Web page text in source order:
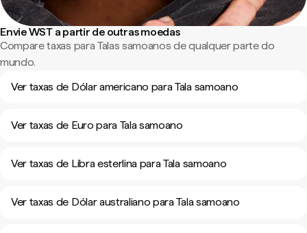
Envie WST a partir de outras moedas
Compare taxas para Talas samoanos de qualquer parte do
mundo.
Ver taxas de Dólar americano para Tala samoano
Ver taxas de Euro para Tala samoano
Ver taxas de Libra esterlina para Tala samoano
Ver taxas de Dólar australiano para Tala samoano